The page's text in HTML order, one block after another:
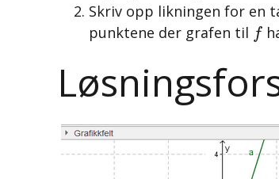
Skriv opp likningen for en
punktene der grafen til f
f